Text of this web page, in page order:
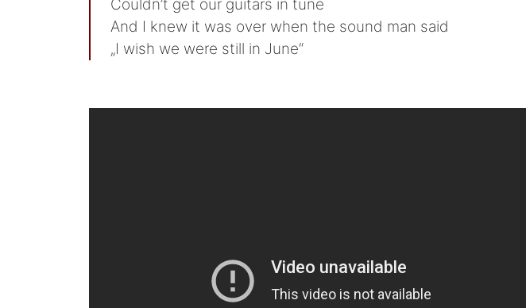
Couldn’t get our guitars in tune
And I knew it was over when the sound man said
„I wish we were still in June“